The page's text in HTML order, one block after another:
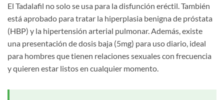
El Tadalafil no solo se usa para la disfunción eréctil. También
está aprobado para tratar la hiperplasia benigna de próstata
(HBP) y la hipertensión arterial pulmonar. Además, existe
una presentación de dosis baja (5mg) para uso diario, ideal
para hombres que tienen relaciones sexuales con frecuencia
y quieren estar listos en cualquier momento.